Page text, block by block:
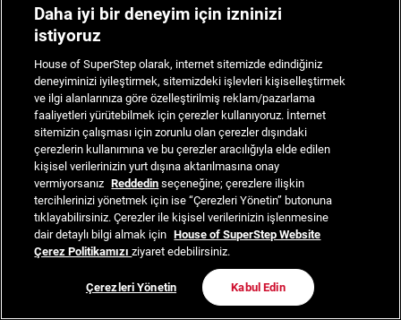
Daha iyi bir deneyim için izninizi
istiyoruz
House of SuperStep olarak, internet sitemizde edindiğiniz
deneyiminizi iyileştirmek, sitemizdeki işlevleri kişiselleştirmek
ve ilgi alanlarınıza göre özelleştirilmiş reklam/pazarlama
faaliyetleri yürütebilmek için çerezler kullanıyoruz. İnternet
sitemizin çalışması için zorunlu olan çerezler dışındaki
çerezlerin kullanımına ve bu çerezler aracılığıyla elde edilen
kişisel verilerinizin yurt dışına aktarılmasına onay
vermiyorsanız Reddedin seçeneğine; çerezlere ilişkin
tercihlerinizi yönetmek için ise “Çerezleri Yönetin” butonuna
tıklayabilirsiniz. Çerezler ile kişisel verilerinizin işlenmesine
dair detaylı bilgi almak için House of SuperStep Website
Çerez Politikamızıziyaret edebilirsiniz.
Çerezleri Yönetin Kabul Edin